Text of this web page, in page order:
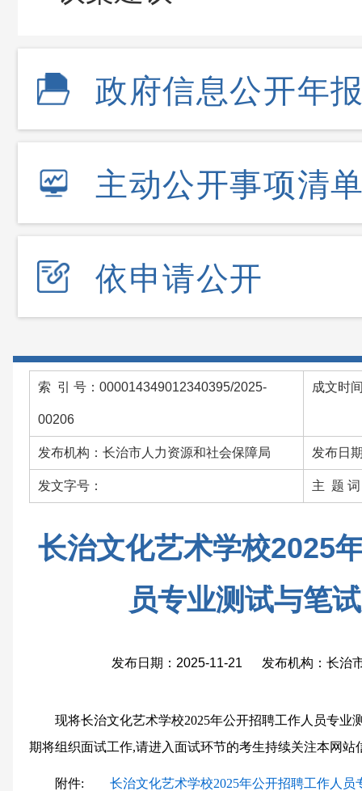
政府信息公开年
主动公开事项清
依申请公开
索 引 号：000014349012340395/2025-
00206
成文时
发布机构：长治市人力资源和社会保障局 发布日
发文字号： 主 题 词
长治文化艺术学校2025
员专业测试与笔
发布日期：2025-11-21 发布机构：长治
现将长治文化艺术学校2025年公开招聘工作人员专业
期将组织面试工作,请进入面试环节的考生持续关注本网站
附件: 长治文化艺术学校2025年公开招聘工作人员